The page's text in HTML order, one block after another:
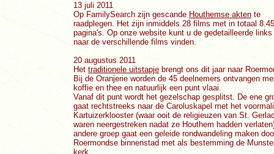
13 juli 2011
Op FamilySearch zijn gescande Houthemse akten te
raadplegen. Het zijn inmiddels 28 films met in totaal
pagina's. Op onze website kunt u de gedetailleerde links
naar de verschillende films vinden.
20 augustus 2011
Het traditionele uitstapje brengt ons dit jaar naar
Bij de Oranjerie worden de 45 deelnemers ontvangen
koffie en thee en natuurlijk een punt vlaai.
Vanaf dit punt wordt het gezelschap gesplitst. De ene
gaat rechtstreeks naar de Caroluskapel met het
Kartuizerklooster (waar ooit de religieuzen van St.
waren neergestreken nadat ze Houthem hadden
andere groep gaat een geleide rondwandeling maken
Roermondse binnenstad met als bestemming de
kerk.